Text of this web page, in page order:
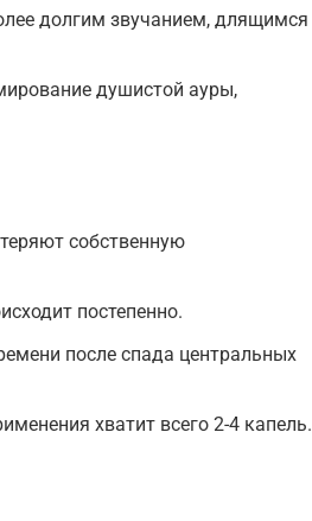
долгим звучанием, длящимся
душистой ауры,
собственную
постепенно.
после спада центральных
хватит всего 2-4 капель.